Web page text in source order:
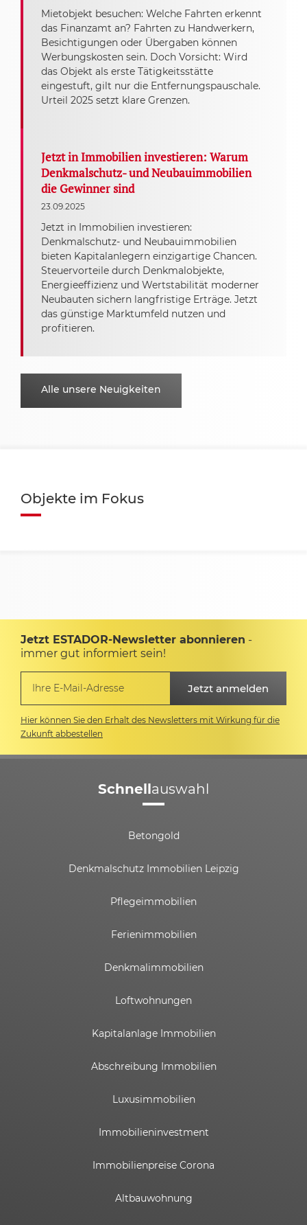
Mietobjekt besuchen: Welche Fahrten erkennt
das Finanzamt an? Fahrten zu Handwerkern,
Besichtigungen oder Übergaben können
Werbungskosten sein. Doch Vorsicht: Wird
das Objekt als erste Tätigkeitsstätte
eingestuft, gilt nur die Entfernungspauschale.
Urteil 2025 setzt klare Grenzen.
Jetzt in Immobilien investieren: Warum
Denkmalschutz- und Neubauimmobilien
die Gewinner sind
23.09.2025
Jetzt in Immobilien investieren:
Denkmalschutz- und Neubauimmobilien
bieten Kapitalanlegern einzigartige Chancen.
Steuervorteile durch Denkmalobjekte,
Energieeffizienz und Wertstabilität moderner
Neubauten sichern langfristige Erträge. Jetzt
das günstige Marktumfeld nutzen und
profitieren.
Alle unsere Neuigkeiten
Objekte im Fokus
Jetzt ESTADOR-Newsletter abonnieren -
immer gut informiert sein!
Hier können Sie den Erhalt des Newsletters mit Wirkung für die
Zukunft abbestellen
Schnellauswahl
Betongold
Denkmalschutz Immobilien Leipzig
Pflegeimmobilien
Ferienimmobilien
Denkmalimmobilien
Loftwohnungen
Kapitalanlage Immobilien
Abschreibung Immobilien
Luxusimmobilien
Immobilieninvestment
Immobilienpreise Corona
Altbauwohnung